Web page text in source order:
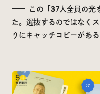
この「37人全員の光
た。選抜するのではなく
りにキャッチコピーがある